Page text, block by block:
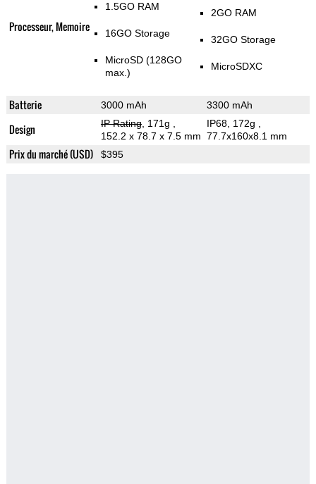
Processeur, Memoire
1.5GO RAM
16GO Storage
MicroSD (128GO
max.)
2GO RAM
32GO Storage
MicroSDXC
Batterie 3000 mAh 3300 mAh
Design IP Rating, 171g
152.2 x 78.7 x 7.5 mm
IP68, 172g
77.7x160x8.1 mm
Prix du marché (USD) $395